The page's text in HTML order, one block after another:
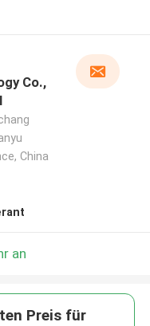
Co.,
China
an
Preis für